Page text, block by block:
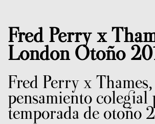
Fred Perry x
London Otoño
Fred Perry x
pensamiento colegial
temporada de otoño